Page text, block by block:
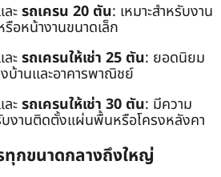
ละรถเครน 20 ตัน: เหมาะสำหรับงาน
รือหน้างานขนาดเล็ก
ละรถเครนให้เช่า 25 ตัน: ยอดนิยม
บ้านและอาคารพาณิชย์
ละรถเครนให้เช่า 30 ตัน: มีความ
งานติดตั้งแผ่นพื้นหรือโครงหลังคา
กขนาดกลางถึงใหญ่